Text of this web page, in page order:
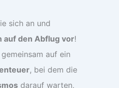
sich an und
auf den Abflug vor!
auf ein
, bei dem die
darauf warten,